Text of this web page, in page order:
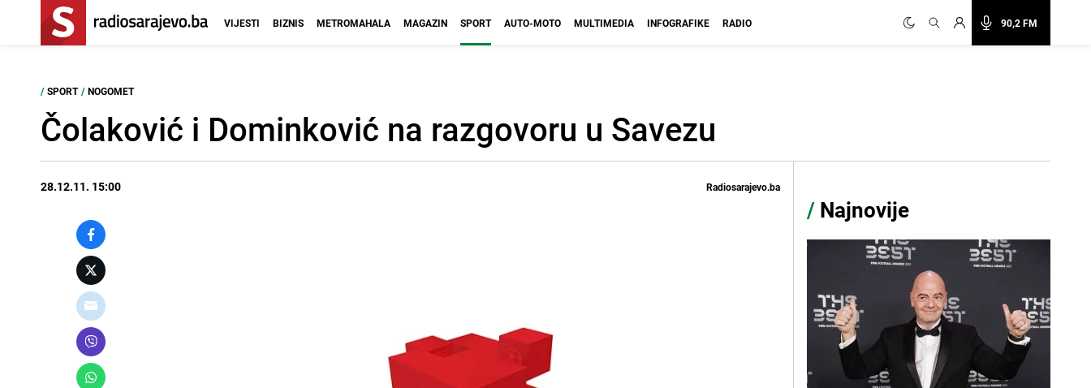
90,2 FM
VIJESTI BIZNIS METROMAHALA MAGAZIN SPORT AUTO-MOTO MULTIMEDIA INFOGRAFIKE RADIO
/ SPORT / NOGOMET
Čolaković i Dominković na razgovoru u Savezu
28.12.11. 15:00 Radiosarajevo.ba
/ Najnovije